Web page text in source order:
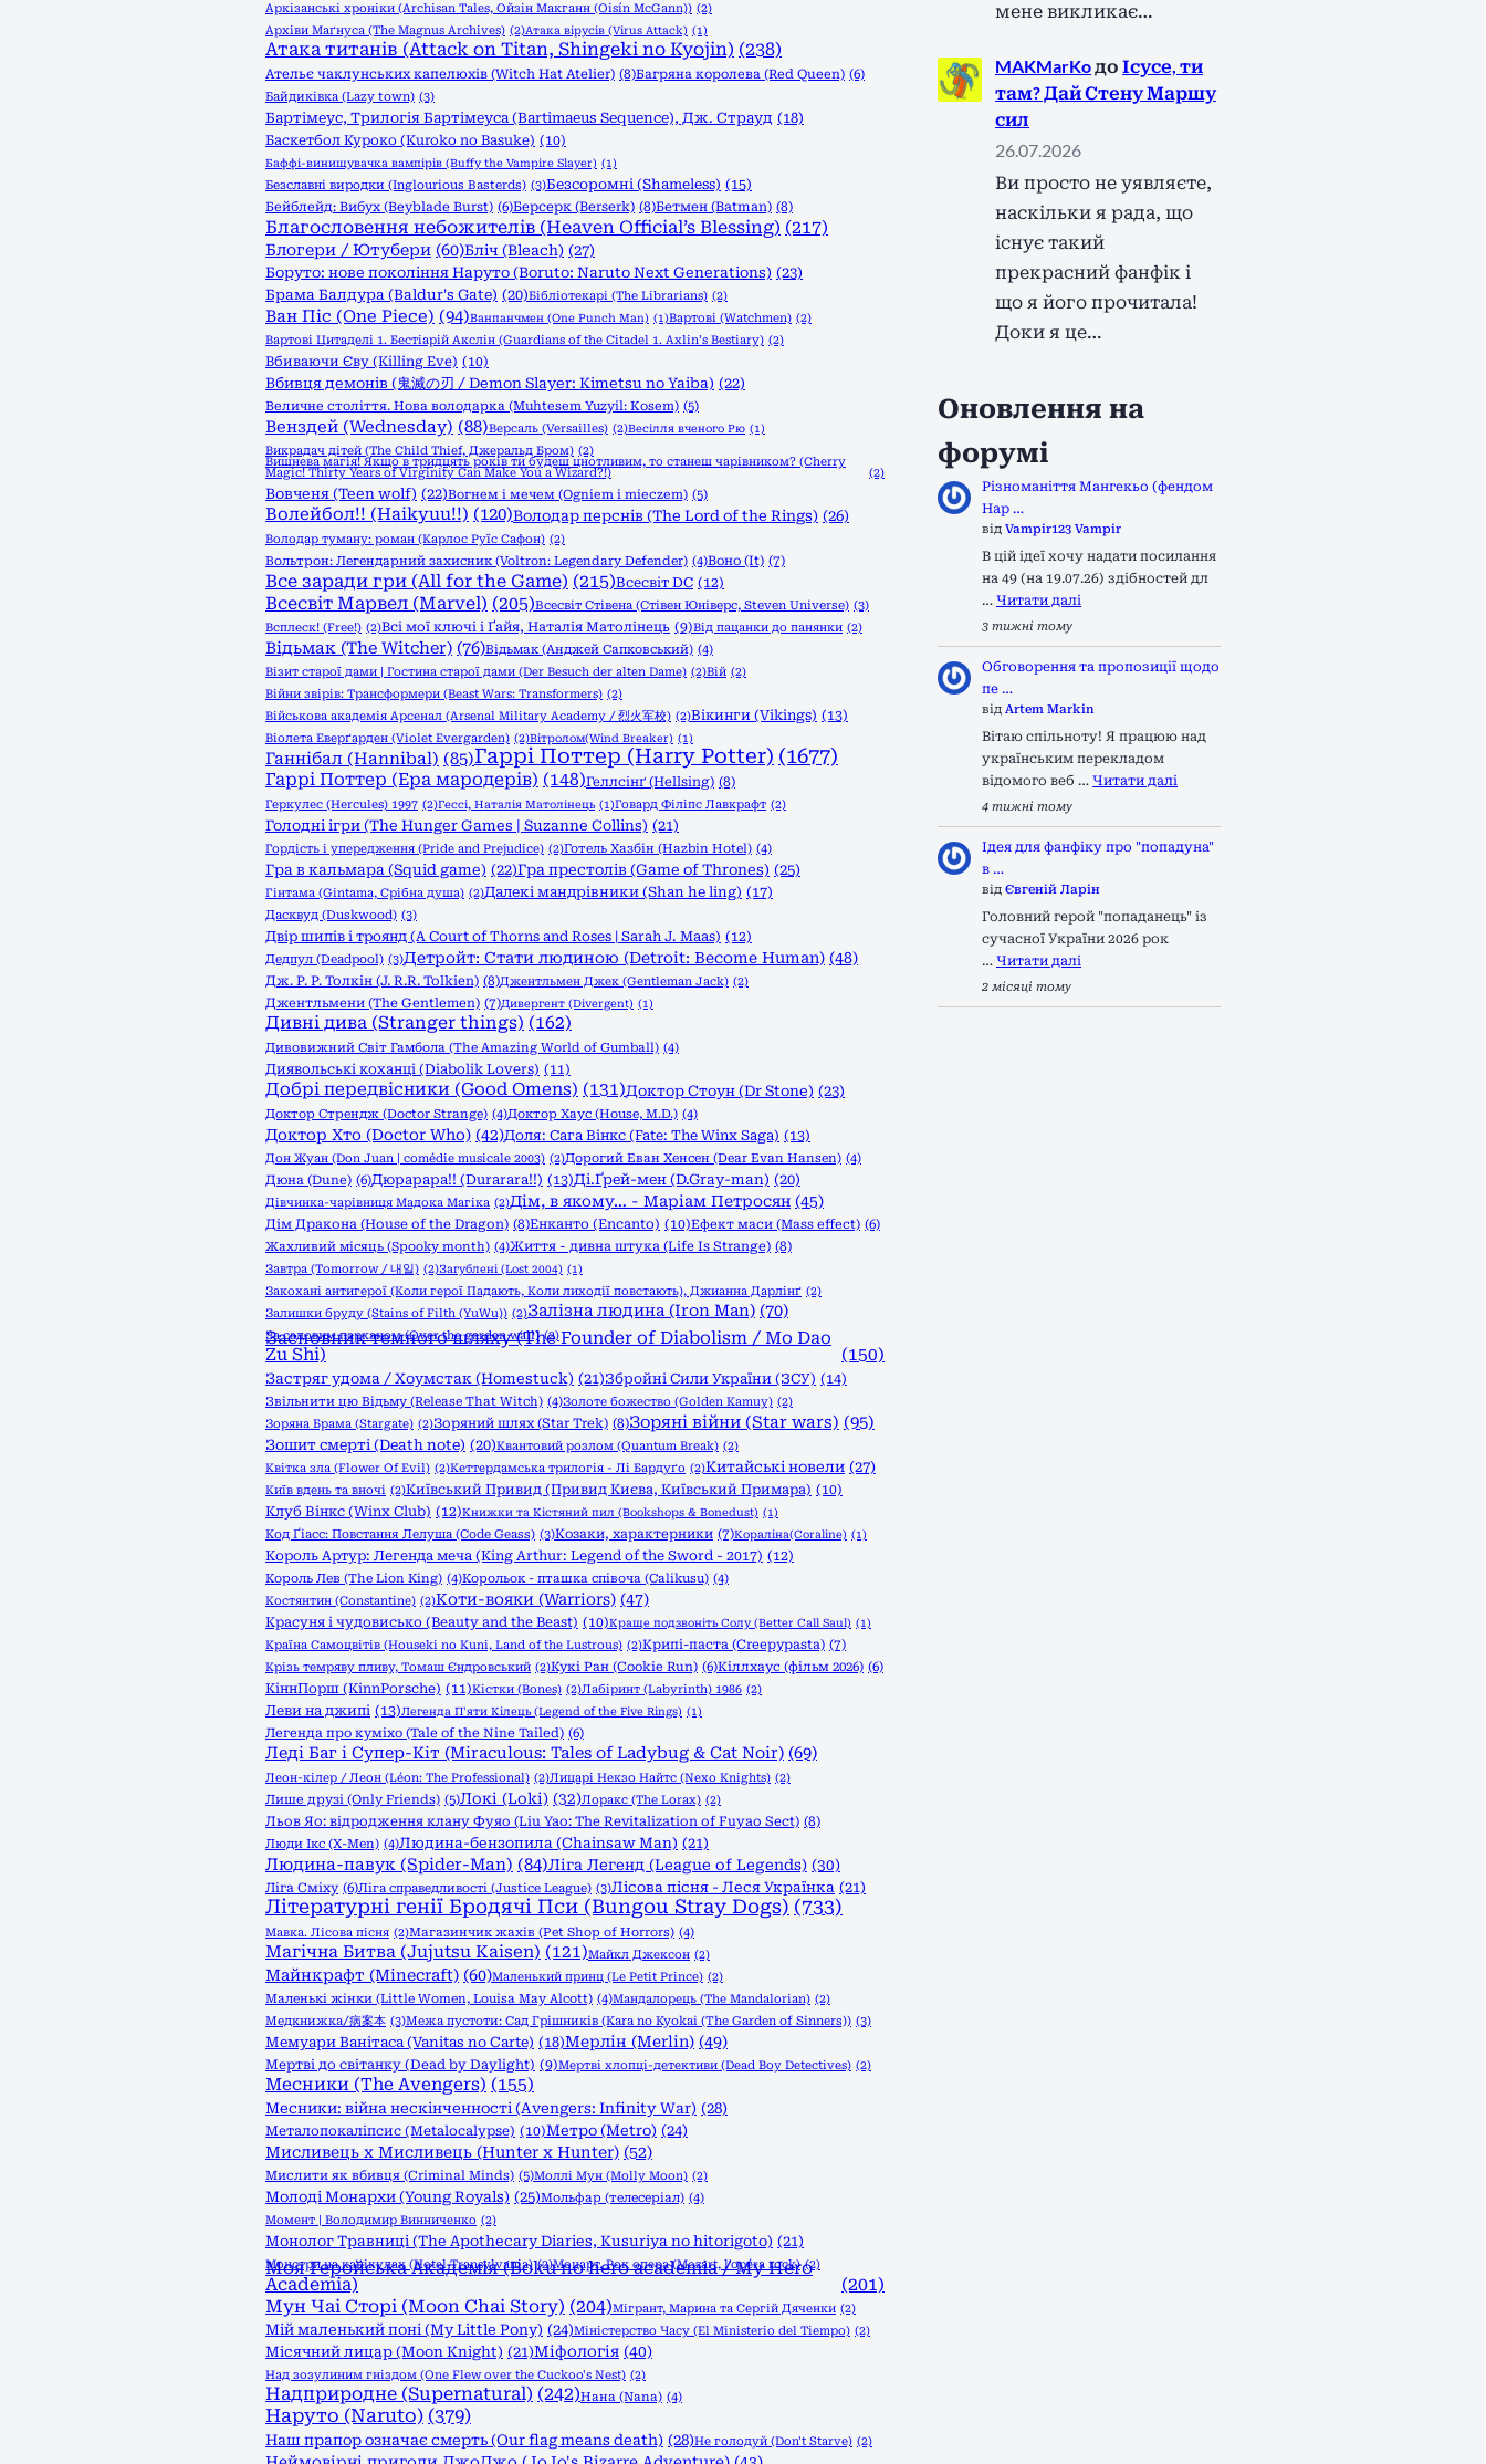
Аркізанські хроніки (Archisan Tales, Ойзін Макганн (Oisín McGann)) (2)
Архіви Маґнуса (The Magnus Archives) (2)Атака вірусів (Virus Attack) (1)
Атака титанів (Attack on Titan, Shingeki no Kyojin) (238)
Ательє чаклунських капелюхів (Witch Hat Atelier) (8)Багряна королева (Red Queen) (6)
Байдиківка (Lazy town) (3)
Бартімеус, Трилогія Бартімеуса (Bartimaeus Sequence), Дж. Страуд (18)
Баскетбол Куроко (Kuroko no Basuke) (10)
Баффі-винищувачка вампірів (Buffy the Vampire Slayer) (1)
Безславні виродки (Inglourious Basterds) (3)Безсоромні (Shameless) (15)
Бейблейд: Вибух (Beyblade Burst) (6)Берсерк (Berserk) (8)Бетмен (Batman) (8)
Благословення небожителів (Heaven Official’s Blessing) (217)
Блогери / Ютубери (60)Бліч (Bleach) (27)
Боруто: нове покоління Наруто (Boruto: Naruto Next Generations) (23)
Брама Балдура (Baldur's Gate) (20)Бібліотекарі (The Librarians) (2)
Ван Піс (One Piece) (94)Ванпанчмен (One Punch Man) (1)Вартові (Watchmen) (2)
Вартові Цитаделі 1. Бестіарій Акслін (Guardians of the Citadel 1. Axlin’s Bestiary) (2)
Вбиваючи Єву (Killing Eve) (10)
Вбивця демонів (鬼滅の刃 / Demon Slayer: Kimetsu no Yaiba) (22)
Величне століття. Нова володарка (Muhtesem Yuzyil: Kosem) (5)
Венздей (Wednesday) (88)Версаль (Versailles) (2)Весілля вченого Рю (1)
Викрадач дітей (The Child Thief, Джеральд Бром) (2)
Вишнева магія! Якщо в тридцять років ти будеш цнотливим, то станеш чарівником? (Cherry
Magic! Thirty Years of Virginity Can Make You a Wizard?!) (2)
Вовченя (Teen wolf) (22)Вогнем і мечем (Ogniem i mieczem) (5)
Волейбол!! (Haikyuu!!) (120)Володар перснів (The Lord of the Rings) (26)
Володар туману: роман (Карлос Руїс Сафон) (2)
Вольтрон: Легендарний захисник (Voltron: Legendary Defender) (4)Воно (It) (7)
Все заради гри (All for the Game) (215)Всесвіт DC (12)
Всесвіт Марвел (Marvel) (205)Всесвіт Стівена (Стівен Юніверс, Steven Universe) (3)
Всплеск! (Free!) (2)Всі мої ключі і Ґайя, Наталія Матолінець (9)Від пацанки до панянки (2)
Відьмак (The Witcher) (76)Відьмак (Анджей Сапковський) (4)
Візит старої дами | Гостина старої дами (Der Besuch der alten Dame) (2)Вій (2)
Війни звірів: Трансформери (Beast Wars: Transformers) (2)
Військова академія Арсенал (Arsenal Military Academy / 烈火军校) (2)Вікинги (Vikings) (13)
Віолета Еверґарден (Violet Evergarden) (2)Вітролом(Wind Breaker) (1)
Ганнібал (Hannibal) (85)Гаррі Поттер (Harry Potter) (1677)
Гаррі Поттер (Ера мародерів) (148)Геллсінґ (Hellsing) (8)
Геркулес (Hercules) 1997 (2)Гессі, Наталія Матолінець (1)Говард Філіпс Лавкрафт (2)
Голодні ігри (The Hunger Games | Suzanne Collins) (21)
Гордість і упередження (Pride and Prejudice) (2)Готель Хазбін (Hazbin Hotel) (4)
Гра в кальмара (Squid game) (22)Гра престолів (Game of Thrones) (25)
Гінтама (Gintama, Срібна душа) (2)Далекі мандрівники (Shan he ling) (17)
Дасквуд (Duskwood) (3)
Двір шипів і троянд (A Court of Thorns and Roses | Sarah J. Maas) (12)
Дедпул (Deadpool) (3)Детройт: Стати людиною (Detroit: Become Human) (48)
Дж. Р. Р. Толкін (J. R.R. Tolkien) (8)Джентльмен Джек (Gentleman Jack) (2)
Джентльмени (The Gentlemen) (7)Дивергент (Divergent) (1)
Дивні дива (Stranger things) (162)
Дивовижний Світ Гамбола (The Amazing World of Gumball) (4)
Диявольські коханці (Diabolik Lovers) (11)
Добрі передвісники (Good Omens) (131)Доктор Стоун (Dr Stone) (23)
Доктор Стрендж (Doctor Strange) (4)Доктор Хаус (House, M.D.) (4)
Доктор Хто (Doctor Who) (42)Доля: Сага Вінкс (Fate: The Winx Saga) (13)
Дон Жуан (Don Juan | comédie musicale 2003) (2)Дорогий Еван Хенсен (Dear Evan Hansen) (4)
Дюна (Dune) (6)Дюрарара!! (Durarara!!) (13)Ді.Ґрей-мен (D.Gray-man) (20)
Дівчинка-чарівниця Мадока Магіка (2)Дім, в якому… - Маріам Петросян (45)
Дім Дракона (House of the Dragon) (8)Енканто (Encanto) (10)Ефект маси (Mass effect) (6)
Жахливий місяць (Spooky month) (4)Життя - дивна штука (Life Is Strange) (8)
Завтра (Tomorrow / 내일) (2)Загублені (Lost 2004) (1)
Закохані антигерої (Коли герої Падають, Коли лиходії повстають), Джианна Дарлінґ (2)
Залишки бруду (Stains of Filth (YuWu)) (2)Залізна людина (Iron Man) (70)
За садовим парканом (Over the garden wall) (2)
Засновник темного шляху (The Founder of Diabolism / Mo Dao
Zu Shi)
(150)
Застряг удома / Хоумстак (Homestuck) (21)Збройні Сили України (ЗСУ) (14)
Звільнити цю Відьму (Release That Witch) (4)Золоте божество (Golden Kamuy) (2)
Зоряна Брама (Stargate) (2)Зоряний шлях (Star Trek) (8)Зоряні війни (Star wars) (95)
Зошит смерті (Death note) (20)Квантовий розлом (Quantum Break) (2)
Квітка зла (Flower Of Evil) (2)Кеттердамська трилогія - Лі Бардуґо (2)Китайські новели (27)
Київ вдень та вночі (2)Київський Привид (Привид Києва, Київський Примара) (10)
Клуб Вінкс (Winx Club) (12)Книжки та Кістяний пил (Bookshops & Bonedust) (1)
Код Ґіасс: Повстання Лелуша (Code Geass) (3)Козаки, характерники (7)Кораліна(Coraline) (1)
Король Артур: Легенда меча (King Arthur: Legend of the Sword - 2017) (12)
Король Лев (The Lion King) (4)Корольок - пташка співоча (Calikusu) (4)
Костянтин (Constantine) (2)Коти-вояки (Warriors) (47)
Красуня і чудовисько (Beauty and the Beast) (10)Краще подзвоніть Солу (Better Call Saul) (1)
Країна Самоцвітів (Houseki no Kuni, Land of the Lustrous) (2)Крипі-паста (Creepypasta) (7)
Крізь темряву пливу, Томаш Єндровський (2)Кукі Ран (Cookie Run) (6)Кіллхаус (фільм 2026) (6)
КіннПорш (KinnPorsche) (11)Кістки (Bones) (2)Лабіринт (Labyrinth) 1986 (2)
Леви на джипі (13)Легенда П'яти Кілець (Legend of the Five Rings) (1)
Легенда про куміхо (Tale of the Nine Tailed) (6)
Леді Баг і Супер-Кіт (Miraculous: Tales of Ladybug & Cat Noir) (69)
Леон-кілер / Леон (Léon: The Professional) (2)Лицарі Некзо Найтс (Nexo Knights) (2)
Лише друзі (Only Friends) (5)Локі (Loki) (32)Лоракс (The Lorax) (2)
Льов Яо: відродження клану Фуяо (Liu Yao: The Revitalization of Fuyao Sect) (8)
Люди Ікс (X-Men) (4)Людина-бензопила (Chainsaw Man) (21)
Людина-павук (Spider-Man) (84)Ліга Легенд (League of Legends) (30)
Ліга Сміху (6)Ліга справедливості (Justice League) (3)Лісова пісня - Леся Українка (21)
Літературні генії Бродячі Пси (Bungou Stray Dogs) (733)
Мавка. Лісова пісня (2)Магазинчик жахів (Pet Shop of Horrors) (4)
Магічна Битва (Jujutsu Kaisen) (121)Майкл Джексон (2)
Майнкрафт (Minecraft) (60)Маленький принц (Le Petit Prince) (2)
Маленькі жінки (Little Women, Louisa May Alcott) (4)Мандалорець (The Mandalorian) (2)
Медкнижка/病案本 (3)Межа пустоти: Сад Грішників (Kara no Kyokai (The Garden of Sinners)) (3)
Мемуари Ванітаса (Vanitas no Carte) (18)Мерлін (Merlin) (49)
Мертві до світанку (Dead by Daylight) (9)Мертві хлопці-детективи (Dead Boy Detectives) (2)
Месники (The Avengers) (155)
Месники: війна нескінченності (Avengers: Infinity War) (28)
Металопокаліпсис (Metalocalypse) (10)Метро (Metro) (24)
Мисливець х Мисливець (Hunter x Hunter) (52)
Мислити як вбивця (Criminal Minds) (5)Моллі Мун (Molly Moon) (2)
Молоді Монархи (Young Royals) (25)Мольфар (телесеріал) (4)
Момент | Володимир Винниченко (2)
Монолог Травниці (The Apothecary Diaries, Kusuriya no hitorigoto) (21)
Монстри на канікулах (Hotel Transylvania) (2)Моцарт. Рок опера (Mozart, l'opéra rock) (2)
Моя Геройська Академія (Boku no hero academia / My Hero
Academia)
(201)
Мун Чаі Сторі (Moon Chai Story) (204)Мігрант, Марина та Сергій Дяченки (2)
Мій маленький поні (My Little Pony) (24)Міністерство Часу (El Ministerio del Tiempo) (2)
Місячний лицар (Moon Knight) (21)Міфологія (40)
Над зозулиним гніздом (One Flew over the Cuckoo's Nest) (2)
Надприродне (Supernatural) (242)Нана (Nana) (4)
Наруто (Naruto) (379)
Наш прапор означає смерть (Our flag means death) (28)Не голодуй (Don't Starve) (2)
мене викликає…
MAKMarKoдо Ісусе, ти
там? Дай Стену Маршу
сил
26.07.2026
Ви просто не уявляєте,
наскільки я рада, що
існує такий
прекрасний фанфік і
що я його прочитала!
Доки я це…
Оновлення на
форумі
Різноманіття Мангекьо (фендом
Нар …
від Vampir123 Vampir
В цій ідеї хочу надати посилання
на 49 (на 19.07.26) здібностей дл
… Читати далі
3 тижні тому
Обговорення та пропозиції щодо
пе …
від Artem Markin
Вітаю спільноту! Я працюю над
українським перекладом
відомого веб … Читати далі
4 тижні тому
Ідея для фанфіку про "попадуна"
в …
від Євгеній Ларін
Головний герой "попаданець" із
сучасної України 2026 рок
… Читати далі
2 місяці тому